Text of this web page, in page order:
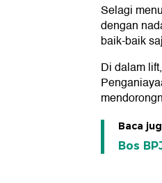
Selagi
dengan
baik-baik
Di dalam
Baca
Bos